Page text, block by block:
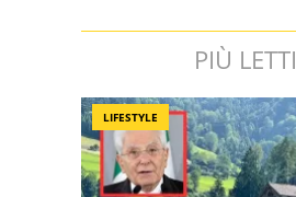
PIÙ LETTI
LIFESTYLE